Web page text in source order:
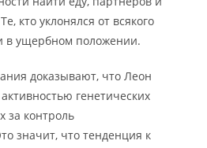
кто уклонялся от всякого
в ущербном положении.
доказывают, что Леон
генетических
за контроль
значит, что тенденция к